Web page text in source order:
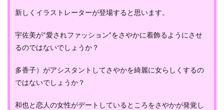
新しくイラストレーターが登場すると思います。
宇佐美が“愛されファッション”をさやかに着飾るようにさせ
るのではないでしょうか？
多香子）がアシスタントしてさやかを綺麗に女らしくするの
ではないでしょうか？
和也と恋人の女性がデートしているところをさやかが発覚し